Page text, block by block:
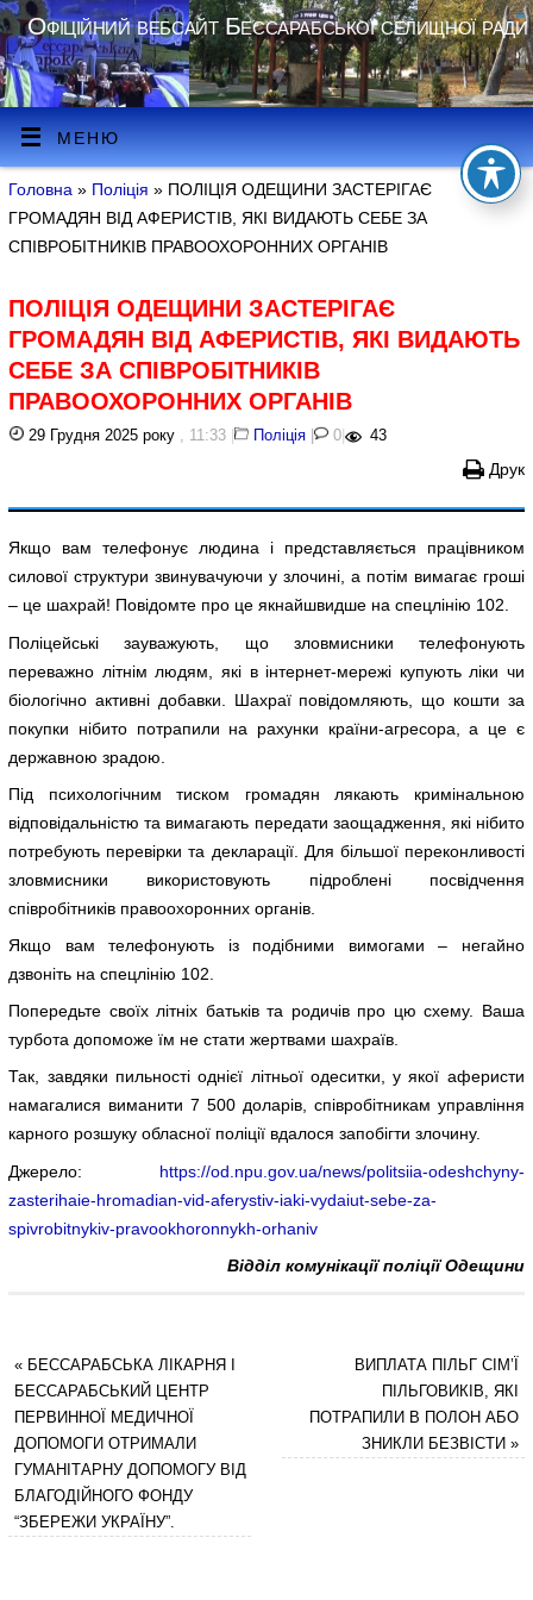
Офіційний вебсайт Бессарабської селищної ради
МЕНЮ
Головна » Поліція » ПОЛІЦІЯ ОДЕЩИНИ ЗАСТЕРІГАЄ
ГРОМАДЯН ВІД АФЕРИСТІВ, ЯКІ ВИДАЮТЬ СЕБЕ ЗА
СПІВРОБІТНИКІВ ПРАВООХОРОННИХ ОРГАНІВ
ПОЛІЦІЯ ОДЕЩИНИ ЗАСТЕРІГАЄ
ГРОМАДЯН ВІД АФЕРИСТІВ, ЯКІ ВИДАЮТЬ
СЕБЕ ЗА СПІВРОБІТНИКІВ
ПРАВООХОРОННИХ ОРГАНІВ
29 Грудня 2025 року , 11:33 | Поліція | 0 | 43
Друк
Якщо вам телефонує людина і представляється працівником
силової структури звинувачуючи у злочині, а потім вимагає гроші
– це шахрай! Повідомте про це якнайшвидше на спецлінію 102.
Поліцейські зауважують, що зловмисники телефонують
переважно літнім людям, які в інтернет-мережі купують ліки чи
біологічно активні добавки. Шахраї повідомляють, що кошти за
покупки нібито потрапили на рахунки країни-агресора, а це є
державною зрадою.
Під психологічним тиском громадян лякають кримінальною
відповідальністю та вимагають передати заощадження, які нібито
потребують перевірки та декларації. Для більшої переконливості
зловмисники використовують підроблені посвідчення
співробітників правоохоронних органів.
Якщо вам телефонують із подібними вимогами – негайно
дзвоніть на спецлінію 102.
Попередьте своїх літніх батьків та родичів про цю схему. Ваша
турбота допоможе їм не стати жертвами шахраїв.
Так, завдяки пильності однієї літньої одеситки, у якої аферисти
намагалися виманити 7 500 доларів, співробітникам управління
карного розшуку обласної поліції вдалося запобігти злочину.
Джерело: https://od.npu.gov.ua/news/politsiia-odeshchyny-
zasterihaie-hromadian-vid-aferystiv-iaki-vydaiut-sebe-za-
spivrobitnykiv-pravookhoronnykh-orhaniv
Відділ комунікації поліції Одещини
«БЕССАРАБСЬКА ЛІКАРНЯ І
БЕССАРАБСЬКИЙ ЦЕНТР
ПЕРВИННОЇ МЕДИЧНОЇ
ДОПОМОГИ ОТРИМАЛИ
ГУМАНІТАРНУ ДОПОМОГУ ВІД
БЛАГОДІЙНОГО ФОНДУ
“ЗБЕРЕЖИ УКРАЇНУ”.
ВИПЛАТА ПІЛЬГ СІМ’Ї
ПІЛЬГОВИКІВ, ЯКІ
ПОТРАПИЛИ В ПОЛОН АБО
ЗНИКЛИ БЕЗВІСТИ»